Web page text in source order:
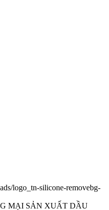
logo_tn-silicone-removebg-
MẠI SẢN XUẤT DẦU